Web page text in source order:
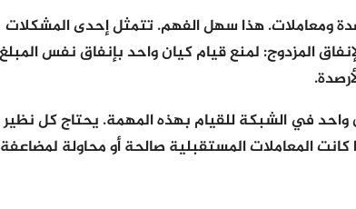
ومعاملات. هذا سهل الفهم. تتمثل إحدى المشكلات
المزدوج: لمنع قيام كيان واحد بإنفاق نفس
في الشبكة للقيام بهذه المهمة. يحتاج كل نظير
المعاملات المستقبلية صالحة أو محاولة لمضاعفة